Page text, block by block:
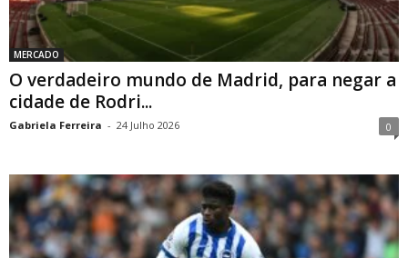
MERCADO
O verdadeiro mundo de Madrid, para negar a
cidade de Rodri...
Gabriela Ferreira - 24 Julho 2026 0